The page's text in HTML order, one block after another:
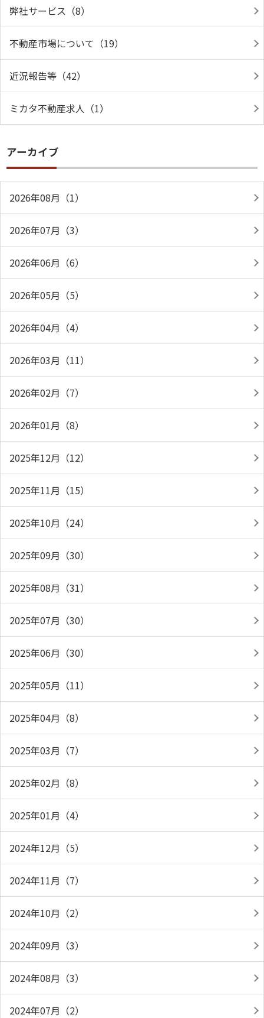
弊社サービス（8）
不動産市場について（19）
近況報告等（42）
ミカタ不動産求人（1）
アーカイブ
2026年08月（1）
2026年07月（3）
2026年06月（6）
2026年05月（5）
2026年04月（4）
2026年03月（11）
2026年02月（7）
2026年01月（8）
2025年12月（12）
2025年11月（15）
2025年10月（24）
2025年09月（30）
2025年08月（31）
2025年07月（30）
2025年06月（30）
2025年05月（11）
2025年04月（8）
2025年03月（7）
2025年02月（8）
2025年01月（4）
2024年12月（5）
2024年11月（7）
2024年10月（2）
2024年09月（3）
2024年08月（3）
2024年07月（2）